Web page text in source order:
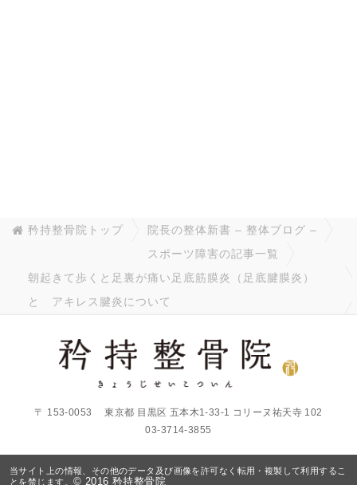
矜持整骨院トップ
院長の整体新書 – 整体ブログ –
スポーツ障害の記事一覧
朝起きて歩くと足裏が痛い足底筋膜炎（足底腱膜炎）
と アキレス腱炎について
〒 153-0053 東京都 目黒区 五本木1-33-1 コリーヌ祐天寺 102
03-3714-3855
当サイト上の情報、その他のデータ及び画像を許可なく転用・複製して利用するこ
とを禁じます。 © 2016 矜持整骨院